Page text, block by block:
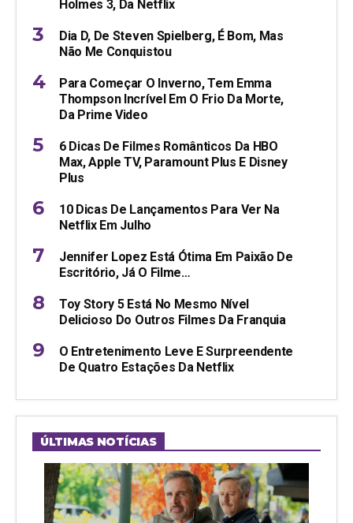
Holmes 3, Da Netflix
Dia D, De Steven Spielberg, É Bom, Mas
Não Me Conquistou
Para Começar O Inverno, Tem Emma
Thompson Incrível Em O Frio Da Morte,
Da Prime Video
6 Dicas De Filmes Românticos Da HBO
Max, Apple TV, Paramount Plus E Disney
Plus
10 Dicas De Lançamentos Para Ver Na
Netflix Em Julho
Jennifer Lopez Está Ótima Em Paixão De
Escritório, Já O Filme…
Toy Story 5 Está No Mesmo Nível
Delicioso Do Outros Filmes Da Franquia
O Entretenimento Leve E Surpreendente
De Quatro Estações Da Netflix
ÚLTIMAS NOTÍCIAS